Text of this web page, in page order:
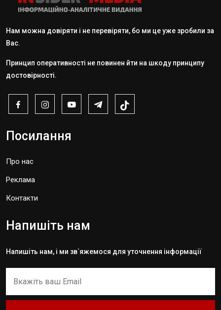
Нам можна довіряти і не перевіряти, бо ми це уже зробили за
Вас.
Принцип оперативності не повинен йти на шкоду принципу
достовірності.
Посилання
Про нас
Реклама
Контакти
Напишіть нам
Напишіть нам, і ми зв`яжемося для уточнення інформації